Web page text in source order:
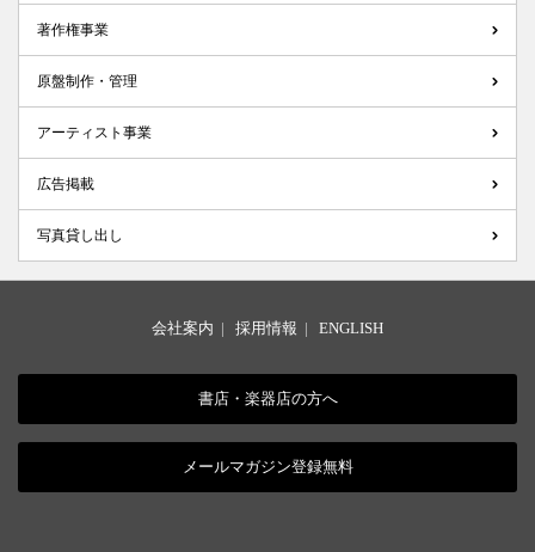
著作権事業
原盤制作・管理
アーティスト事業
広告掲載
写真貸し出し
会社案内 | 採用情報 | ENGLISH
書店・楽器店の方へ
メールマガジン登録無料